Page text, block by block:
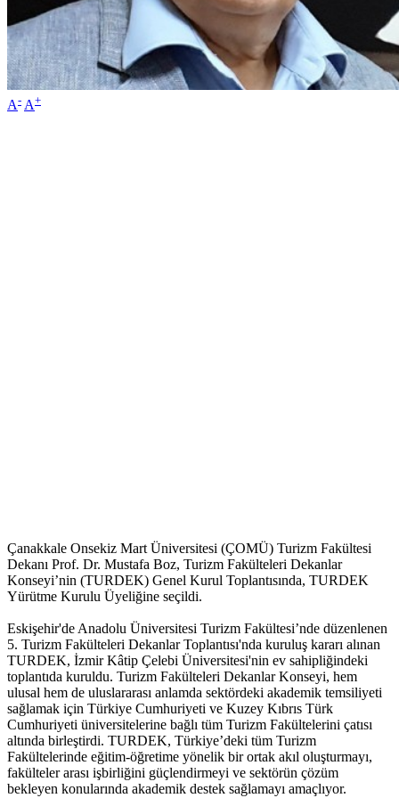
A- A+
Çanakkale Onsekiz Mart Üniversitesi (ÇOMÜ) Turizm Fakültesi
Dekanı Prof. Dr. Mustafa Boz, Turizm Fakülteleri Dekanlar
Konseyi’nin (TURDEK) Genel Kurul Toplantısında, TURDEK
Yürütme Kurulu Üyeliğine seçildi.
Eskişehir'de Anadolu Üniversitesi Turizm Fakültesi’nde düzenlenen
5. Turizm Fakülteleri Dekanlar Toplantısı'nda kuruluş kararı alınan
TURDEK, İzmir Kâtip Çelebi Üniversitesi'nin ev sahipliğindeki
toplantıda kuruldu. Turizm Fakülteleri Dekanlar Konseyi, hem
ulusal hem de uluslararası anlamda sektördeki akademik temsiliyeti
sağlamak için Türkiye Cumhuriyeti ve Kuzey Kıbrıs Türk
Cumhuriyeti üniversitelerine bağlı tüm Turizm Fakültelerini çatısı
altında birleştirdi. TURDEK, Türkiye’deki tüm Turizm
Fakültelerinde eğitim-öğretime yönelik bir ortak akıl oluşturmayı,
fakülteler arası işbirliğini güçlendirmeyi ve sektörün çözüm
bekleyen konularında akademik destek sağlamayı amaçlıyor.